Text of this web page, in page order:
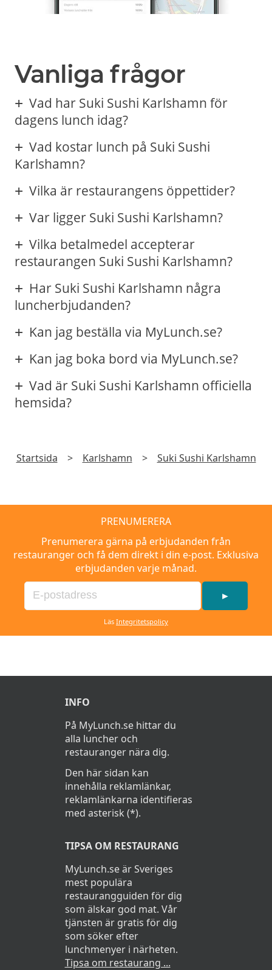
Vanliga frågor
Vad har Suki Sushi Karlshamn för
dagens lunch idag?
Vad kostar lunch på Suki Sushi
Karlshamn?
Vilka är restaurangens öppettider?
Var ligger Suki Sushi Karlshamn?
Vilka betalmedel accepterar
restaurangen Suki Sushi Karlshamn?
Har Suki Sushi Karlshamn några
luncherbjudanden?
Kan jag beställa via MyLunch.se?
Kan jag boka bord via MyLunch.se?
Vad är Suki Sushi Karlshamn officiella
hemsida?
Startsida > Karlshamn > Suki Sushi Karlshamn
PRENUMERERA
Prenumerera gärna på erbjudanden från
restauranger och få dem direkt i din e-post. Exklusiva
erbjudanden varje månad.
►
Läs Integritetspolicy
INFO
På MyLunch.se hittar du
alla luncher och
restauranger nära dig.
Den här sidan kan
innehålla reklamlänkar,
reklamlänkarna identifieras
med asterisk (*).
TIPSA OM RESTAURANG
MyLunch.se är Sveriges
mest populära
restaurangguiden för dig
som älskar god mat. Vår
tjänsten är gratis för dig
som söker efter
lunchmenyer i närheten.
Tipsa om restaurang ...